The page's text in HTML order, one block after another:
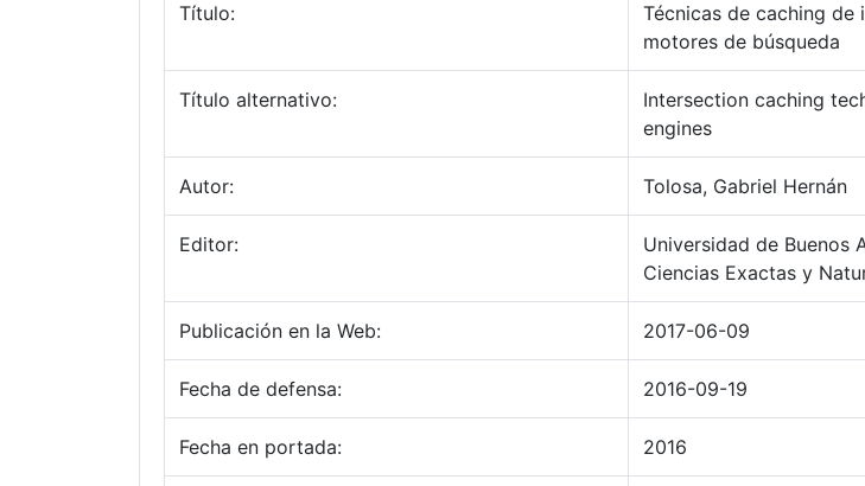
Título:
Técnicas de caching de
motores de búsqueda
Título alternativo:
Intersection caching
engines
Autor: Tolosa, Gabriel Hernán
Editor:
Universidad de Buenos
Ciencias Exactas y
Publicación en la Web: 2017-06-09
Fecha de defensa: 2016-09-19
Fecha en portada: 2016